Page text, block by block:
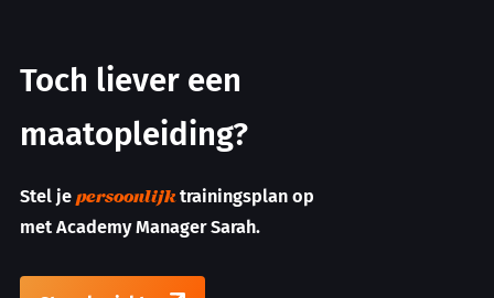
Toch liever een
maatopleiding?
Stel je persoonlijktrainingsplan op
met Academy Manager Sarah.